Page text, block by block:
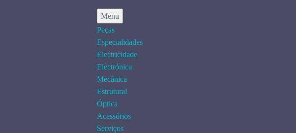
Menu
Peças
Especialidades
Electricidade
Electrónica
Mecânica
Estrutural
Óptica
Acessórios
Serviços